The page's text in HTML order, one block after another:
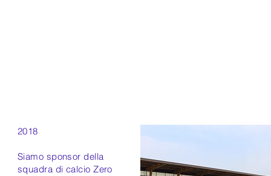
2018
Siamo sponsor della
squadra di calcio Zero